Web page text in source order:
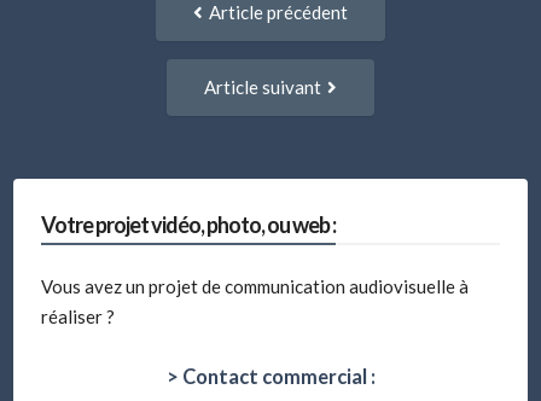
Article précédent
Article suivant
Votre projet vidéo, photo, ou web :
Vous avez un projet de communication audiovisuelle à
réaliser ?
> Contact commercial :